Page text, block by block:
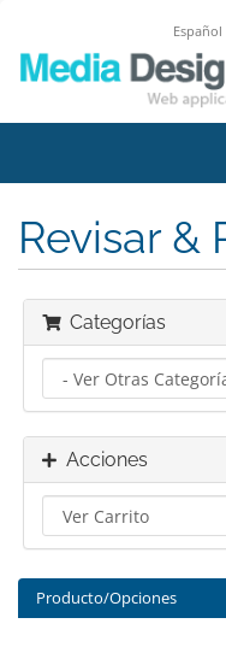
Español
Revisar &
Categorías
Acciones
Producto/Opciones